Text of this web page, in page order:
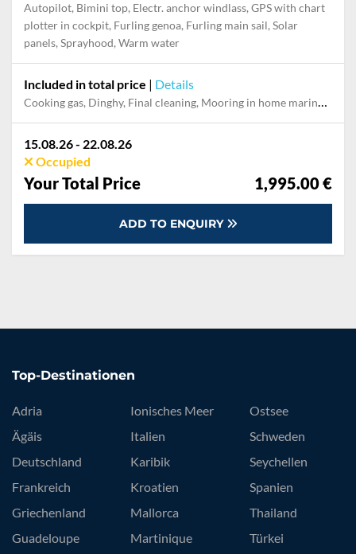
Autopilot, Bimini top, Electr. anchor windlass, GPS with chart
plotter in cockpit, Furling genoa, Furling main sail, Solar
panels, Sprayhood, Warm water
Included in total price | Details
Cooking gas, Dinghy, Final cleaning, Mooring in home marina during the whole charter, Permit / Transitlog, Pillow, blanket, sheets, duvet cover, Processing fee
15.08.26 - 22.08.26
Occupied
Your Total Price 1,995.00 €
ADD TO ENQUIRY
Top-Destinationen
Adria
Ägäis
Deutschland
Frankreich
Griechenland
Guadeloupe
Ionisches Meer
Italien
Karibik
Kroatien
Mallorca
Martinique
Ostsee
Schweden
Seychellen
Spanien
Thailand
Türkei